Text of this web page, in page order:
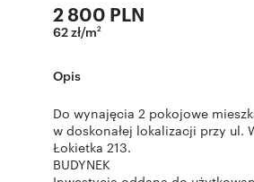
2 800 PLN
62 zł/m2
Opis
Do wynajęcia 2 pokojowe
w doskonałej lokalizacji przy ul.
Łokietka 213.
BUDYNEK